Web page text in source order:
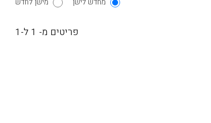
פריטים מ- 1 ל-1